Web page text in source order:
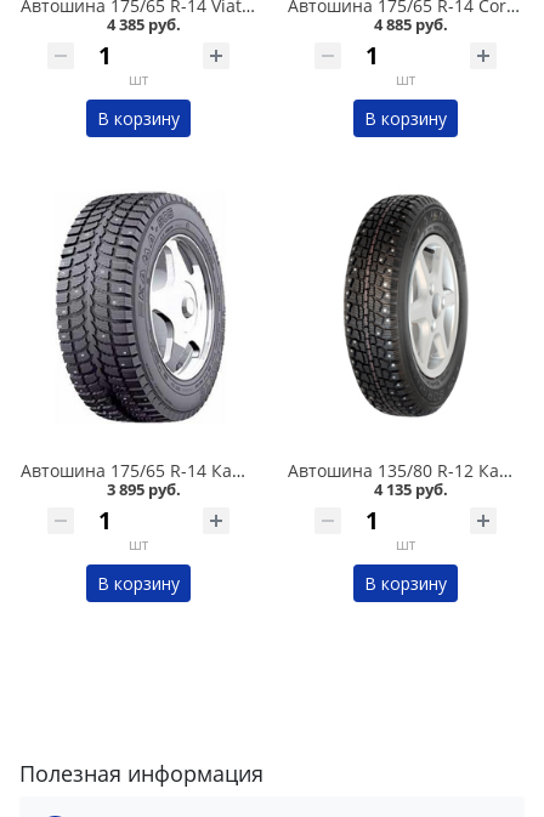
Автошина 175/65 R-14 Viatti Brina Nordico V-522 82T шип в Омске
4 385 руб.
шт
В корзину
Автошина 175/65 R-14 Cordiant Snow Cross 2 86T шип в Омске
4 885 руб.
шт
В корзину
Автошина 175/65 R-14 Кама 505 82T шип в Омске
3 895 руб.
шт
В корзину
Автошина 135/80 R-12 Кама 503 68Q шип в Омске
4 135 руб.
шт
В корзину
Полезная информация